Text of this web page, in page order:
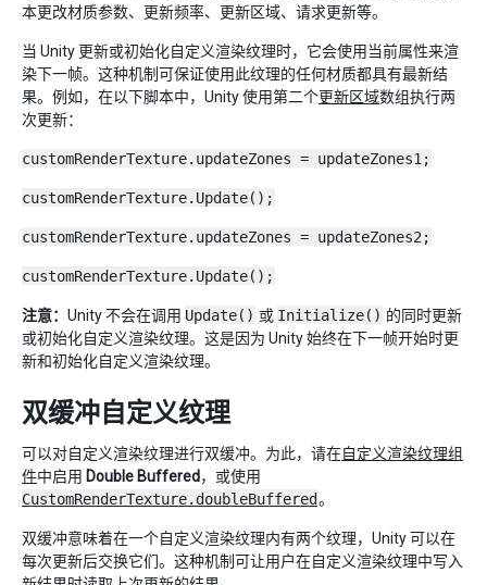
本更改材质参数、更新频率、更新区域、请求更新等。
当 Unity 更新或初始化自定义渲染纹理时，它会使用当前属性来渲
染下一帧。这种机制可保证使用此纹理的任何材质都具有最新结
果。例如，在以下脚本中，Unity 使用第二个更新区域数组执行两
次更新：
customRenderTexture.updateZones = updateZones1;
customRenderTexture.Update();
customRenderTexture.updateZones = updateZones2;
customRenderTexture.Update();
注意： Unity 不会在调用 Update() 或 Initialize() 的同时更新
或初始化自定义渲染纹理。这是因为 Unity 始终在下一帧开始时更
新和初始化自定义渲染纹理。
双缓冲自定义纹理
可以对自定义渲染纹理进行双缓冲。为此，请在自定义渲染纹理组
件中启用 Double Buffered，或使用
CustomRenderTexture.doubleBuffered。
双缓冲意味着在一个自定义渲染纹理内有两个纹理，Unity 可以在
每次更新后交换它们。这种机制可让用户在自定义渲染纹理中写入